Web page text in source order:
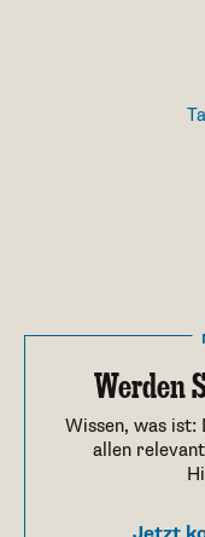
Werden
Wissen, was
allen